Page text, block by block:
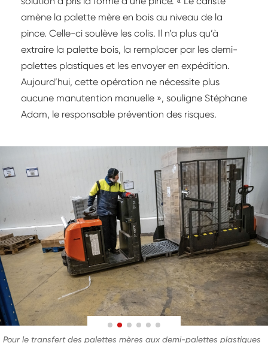
amène la palette mère en bois au niveau de la
pince. Celle-ci soulève les colis. Il n’a plus qu’à
extraire la palette bois, la remplacer par les demi-
palettes plastiques et les envoyer en expédition.
Aujourd’hui, cette opération ne nécessite plus
aucune manutention manuelle », souligne Stéphane
Adam, le responsable prévention des risques.
Pour le transfert des palettes mères aux demi-palettes plastiques